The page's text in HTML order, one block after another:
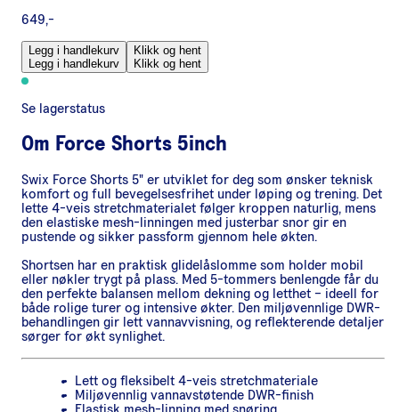
649,-
Legg i handlekurv
Legg i handlekurv
Klikk og hent
Klikk og hent
Se lagerstatus
Om Force Shorts 5inch
Swix Force Shorts 5" er utviklet for deg som ønsker teknisk
komfort og full bevegelsesfrihet under løping og trening. Det
lette 4-veis stretchmaterialet følger kroppen naturlig, mens
den elastiske mesh-linningen med justerbar snor gir en
pustende og sikker passform gjennom hele økten.
Shortsen har en praktisk glidelåslomme som holder mobil
eller nøkler trygt på plass. Med 5-tommers benlengde får du
den perfekte balansen mellom dekning og letthet – ideell for
både rolige turer og intensive økter. Den miljøvennlige DWR-
behandlingen gir lett vannavvisning, og reflekterende detaljer
sørger for økt synlighet.
Lett og fleksibelt 4-veis stretchmateriale
Miljøvennlig vannavstøtende DWR-finish